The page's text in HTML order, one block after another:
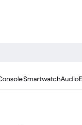
SmartwatchAudio